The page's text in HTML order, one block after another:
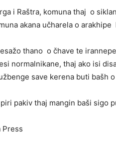
i Raštra, komuna thaj o
akana učharela o
thano o čhave te
normalnikane, thaj ako isi
save kerena buti bašh
pakiv thaj mangin baši sigo
Press